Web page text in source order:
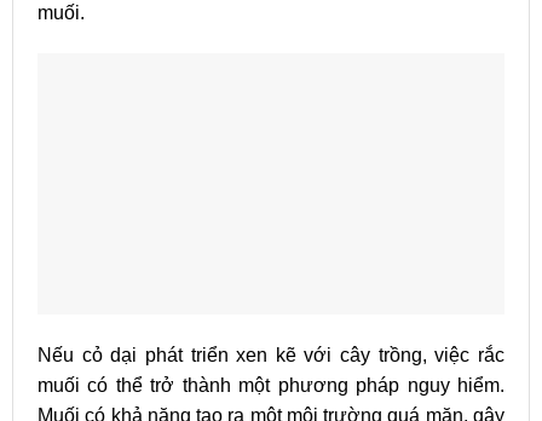
muối.
Nếu cỏ dại phát triển xen kẽ với cây trồng, việc rắc
muối có thể trở thành một phương pháp nguy hiểm.
Muối có khả năng tạo ra một môi trường quá mặn, gây